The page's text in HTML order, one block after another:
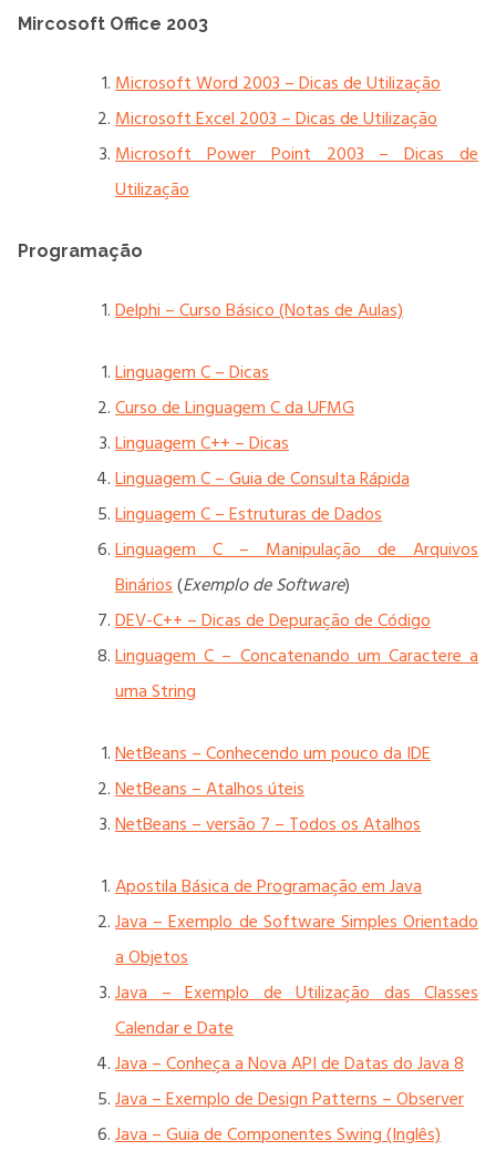
Mircosoft Office 2003
Microsoft Word 2003 – Dicas de Utilização
Microsoft Excel 2003 – Dicas de Utilização
Microsoft Power Point 2003 – Dicas de
Utilização
Programação
Delphi – Curso Básico (Notas de Aulas)
Linguagem C – Dicas
Curso de Linguagem C da UFMG
Linguagem C++ – Dicas
Linguagem C – Guia de Consulta Rápida
Linguagem C – Estruturas de Dados
Linguagem C – Manipulação de Arquivos
Binários(Exemplo de Software)
DEV-C++ – Dicas de Depuração de Código
Linguagem C – Concatenando um Caractere a
uma String
NetBeans – Conhecendo um pouco da IDE
NetBeans – Atalhos úteis
NetBeans – versão 7 – Todos os Atalhos
Apostila Básica de Programação em Java
Java – Exemplo de Software Simples Orientado
a Objetos
Java – Exemplo de Utilização das Classes
Calendar e Date
Java – Conheça a Nova API de Datas do Java 8
Java – Exemplo de Design Patterns – Observer
Java – Guia de Componentes Swing (Inglês)